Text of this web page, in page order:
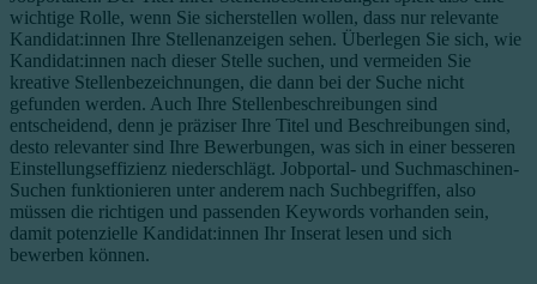
wichtige Rolle, wenn Sie sicherstellen wollen, dass nur relevante
Kandidat:innen Ihre Stellenanzeigen sehen. Überlegen Sie sich, wie
Kandidat:innen nach dieser Stelle suchen, und vermeiden Sie
kreative Stellenbezeichnungen, die dann bei der Suche nicht
gefunden werden. Auch Ihre Stellenbeschreibungen sind
entscheidend, denn je präziser Ihre Titel und Beschreibungen sind,
desto relevanter sind Ihre Bewerbungen, was sich in einer besseren
Einstellungseffizienz niederschlägt. Jobportal- und Suchmaschinen-
Suchen funktionieren unter anderem nach Suchbegriffen, also
müssen die richtigen und passenden Keywords vorhanden sein,
damit potenzielle Kandidat:innen Ihr Inserat lesen und sich
bewerben können.